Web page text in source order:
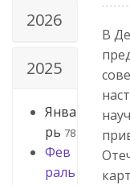
2026
2025
Янва
рь 78
Фев
раль
В